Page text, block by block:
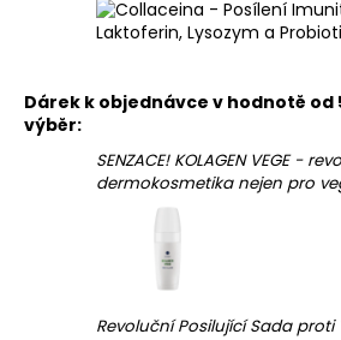
Dárek k objednávce v hodnotě od
výběr:
SENZACE! KOLAGEN VEGE -
dermokosmetika nejen pro
Revoluční Posilující Sada